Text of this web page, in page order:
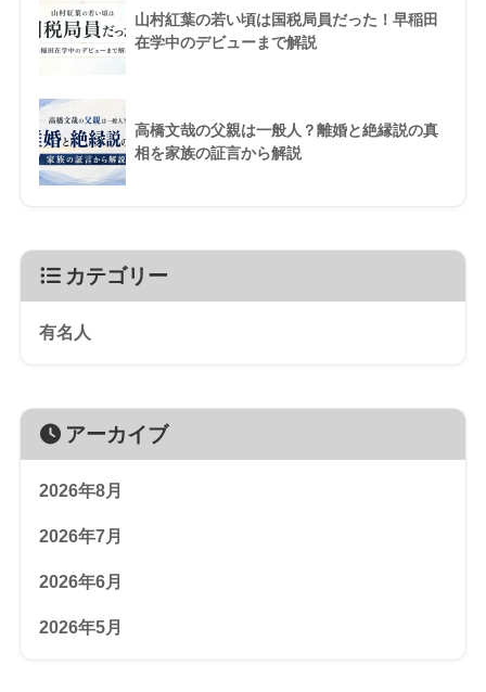
山村紅葉の若い頃は国税局員だった！早稲田
在学中のデビューまで解説
高橋文哉の父親は一般人？離婚と絶縁説の真
相を家族の証言から解説
カテゴリー
有名人
アーカイブ
2026年8月
2026年7月
2026年6月
2026年5月